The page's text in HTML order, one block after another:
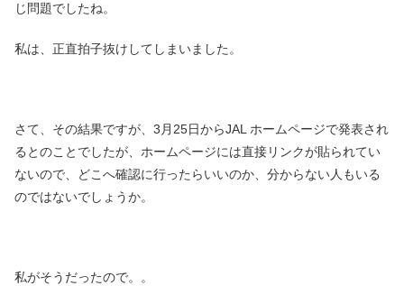
じ問題でしたね。
私は、正直拍子抜けしてしまいました。
さて、その結果ですが、3月25日からJAL ホームページで発表され
るとのことでしたが、ホームページには直接リンクが貼られてい
ないので、どこへ確認に行ったらいいのか、分からない人もいる
のではないでしょうか。
私がそうだったので。。